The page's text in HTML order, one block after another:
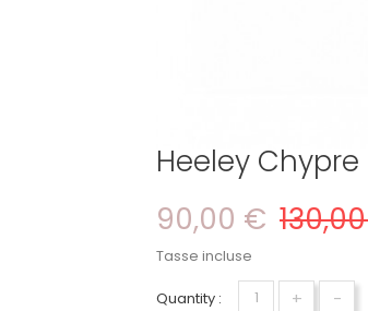
Heeley Chypre
90,00 €
Tasse incluse
Quantity : + -